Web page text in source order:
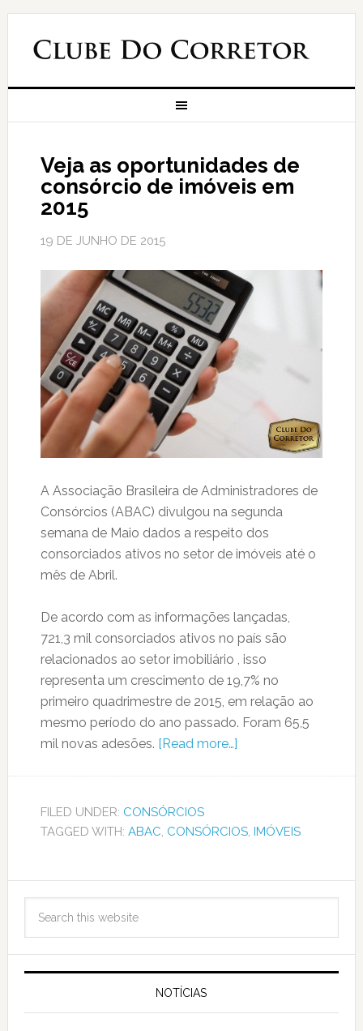
Veja as oportunidades de
consórcio de imóveis em
2015
19 DE JUNHO DE 2015
A Associação Brasileira de Administradores de
Consórcios (ABAC) divulgou na segunda
semana de Maio dados a respeito dos
consorciados ativos no setor de imóveis até o
mês de Abril.
De acordo com as informações lançadas,
721,3 mil consorciados ativos no país são
relacionados ao setor imobiliário , isso
representa um crescimento de 19,7% no
primeiro quadrimestre de 2015, em relação ao
mesmo período do ano passado. Foram 65,5
mil novas adesões. [Read more…]
FILED UNDER: CONSÓRCIOS
TAGGED WITH: ABAC, CONSÓRCIOS, IMÓVEIS
NOTÍCIAS